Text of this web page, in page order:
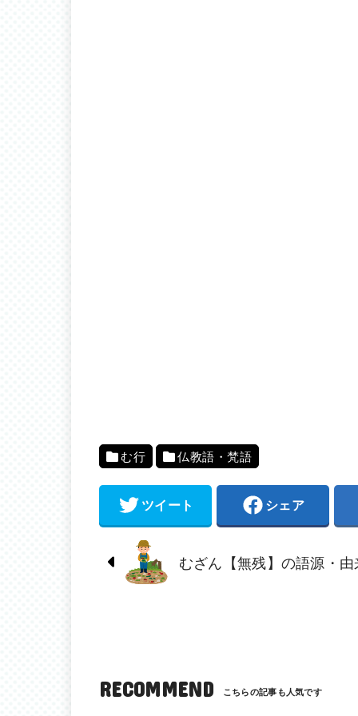
む行 仏教語・梵語
ツイート シェア
むざん【無残】の語源・由
RECOMMEND